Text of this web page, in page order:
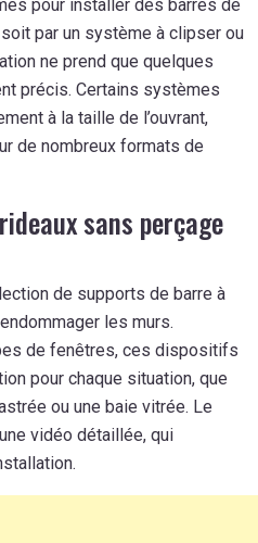
pour installer des barres de
par un système à clipser ou
ne prend que quelques
précis. Certains systèmes
à la taille de l’ouvrant,
de nombreux formats de
sans perçage
de supports de barre à
les murs.
de fenêtres, ces dispositifs
pour chaque situation, que
ou une baie vitrée. Le
vidéo détaillée, qui